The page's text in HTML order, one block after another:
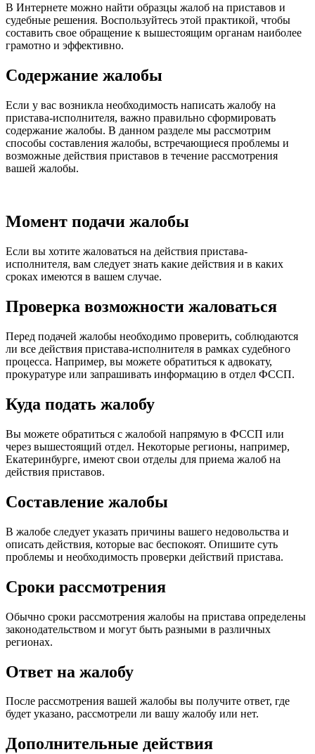
В Интернете можно найти образцы жалоб на приставов и
судебные решения. Воспользуйтесь этой практикой, чтобы
составить свое обращение к вышестоящим органам наиболее
грамотно и эффективно.
Содержание жалобы
Если у вас возникла необходимость написать жалобу на
пристава-исполнителя, важно правильно сформировать
содержание жалобы. В данном разделе мы рассмотрим
способы составления жалобы, встречающиеся проблемы и
возможные действия приставов в течение рассмотрения
вашей жалобы.
Момент подачи жалобы
Если вы хотите жаловаться на действия пристава-
исполнителя, вам следует знать какие действия и в каких
сроках имеются в вашем случае.
Проверка возможности жаловаться
Перед подачей жалобы необходимо проверить, соблюдаются
ли все действия пристава-исполнителя в рамках судебного
процесса. Например, вы можете обратиться к адвокату,
прокуратуре или запрашивать информацию в отдел ФССП.
Куда подать жалобу
Вы можете обратиться с жалобой напрямую в ФССП или
через вышестоящий отдел. Некоторые регионы, например,
Екатеринбурге, имеют свои отделы для приема жалоб на
действия приставов.
Составление жалобы
В жалобе следует указать причины вашего недовольства и
описать действия, которые вас беспокоят. Опишите суть
проблемы и необходимость проверки действий пристава.
Сроки рассмотрения
Обычно сроки рассмотрения жалобы на пристава определены
законодательством и могут быть разными в различных
регионах.
Ответ на жалобу
После рассмотрения вашей жалобы вы получите ответ, где
будет указано, рассмотрели ли вашу жалобу или нет.
Дополнительные действия